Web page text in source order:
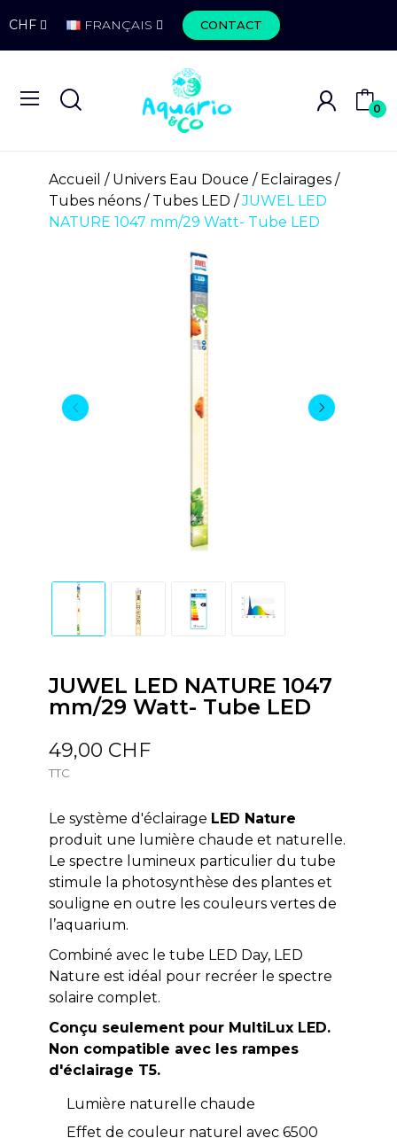
CHF FRANÇAIS CONTACT
0
Accueil Univers Eau Douce
Eclairages
Tubes néons
Tubes LED
JUWEL LED
NATURE 1047 mm/29 Watt- Tube LED
JUWEL LED NATURE 1047
mm/29 Watt- Tube LED
49,00 CHF
TTC
Le système d'éclairage LED Nature
produit une lumière chaude et naturelle.
Le spectre lumineux particulier du tube
stimule la photosynthèse des plantes et
souligne en outre les couleurs vertes de
l’aquarium.
Combiné avec le tube LED Day, LED
Nature est idéal pour recréer le spectre
solaire complet.
Conçu seulement pour MultiLux LED.
Non compatible avec les rampes
d'éclairage T5.
Lumière naturelle chaude
Effet de couleur naturel avec 6500